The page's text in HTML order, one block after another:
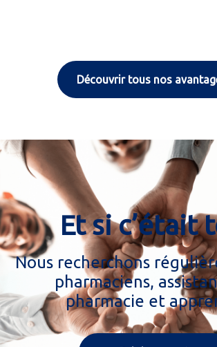
Découvrir tous nos
Et si c’était
Nous recherchons
pharmaciens,
pharmacie et